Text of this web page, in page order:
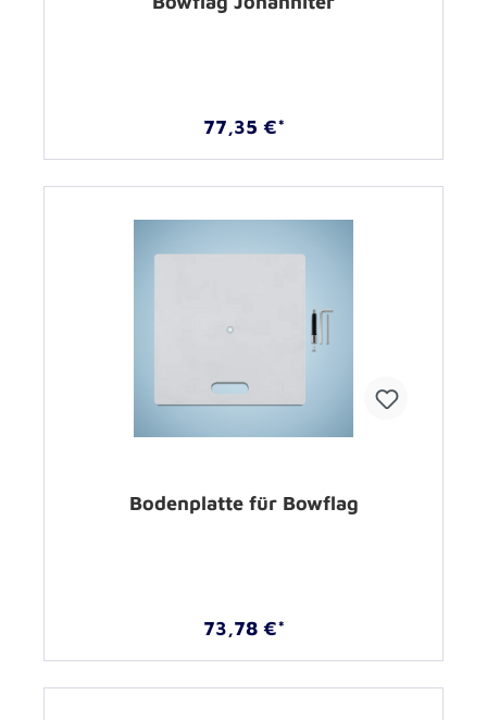
77,35 €*
Bodenplatte für Bowflag
73,78 €*